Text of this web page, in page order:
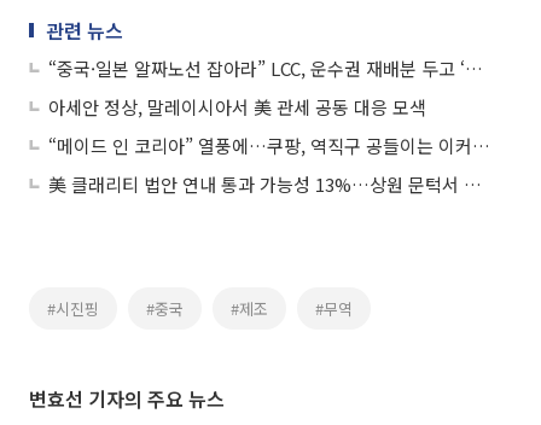
관련 뉴스
“중국·일본 알짜노선 잡아라” LCC, 운수권 재배분 두고 ‘촉각’
아세안 정상, 말레이시아서 美 관세 공동 대응 모색
“메이드 인 코리아” 열풍에…쿠팡, 역직구 공들이는 이커머스
美 클래리티 법안 연내 통과 가능성 13%…상원 문턱서 제동
#시진핑 #중국 #제조 #무역
변효선 기자의 주요 뉴스